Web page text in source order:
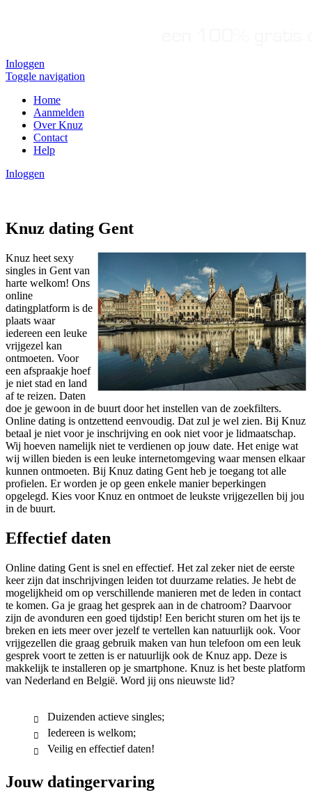
Inloggen
Toggle navigation
Home
Aanmelden
Over Knuz
Contact
Help
Inloggen
Knuz dating Gent
Knuz heet sexy
singles in Gent van
harte welkom! Ons
online
datingplatform is de
plaats waar
iedereen een leuke
vrijgezel kan
ontmoeten. Voor
een afspraakje hoef
je niet stad en land
af te reizen. Daten
doe je gewoon in de buurt door het instellen van de zoekfilters.
Online dating is ontzettend eenvoudig. Dat zul je wel zien. Bij Knuz
betaal je niet voor je inschrijving en ook niet voor je lidmaatschap.
Wij hoeven namelijk niet te verdienen op jouw date. Het enige wat
wij willen bieden is een leuke internetomgeving waar mensen elkaar
kunnen ontmoeten. Bij Knuz dating Gent heb je toegang tot alle
profielen. Er worden je op geen enkele manier beperkingen
opgelegd. Kies voor Knuz en ontmoet de leukste vrijgezellen bij jou
in de buurt.
Effectief daten
Online dating Gent is snel en effectief. Het zal zeker niet de eerste
keer zijn dat inschrijvingen leiden tot duurzame relaties. Je hebt de
mogelijkheid om op verschillende manieren met de leden in contact
te komen. Ga je graag het gesprek aan in de chatroom? Daarvoor
zijn de avonduren een goed tijdstip! Een bericht sturen om het ijs te
breken en iets meer over jezelf te vertellen kan natuurlijk ook. Voor
vrijgezellen die graag gebruik maken van hun telefoon om een leuk
gesprek voort te zetten is er natuurlijk ook de Knuz app. Deze is
makkelijk te installeren op je smartphone. Knuz is het beste platform
van Nederland en België. Word jij ons nieuwste lid?
Duizenden actieve singles;
Iedereen is welkom;
Veilig en effectief daten!
Jouw datingervaring